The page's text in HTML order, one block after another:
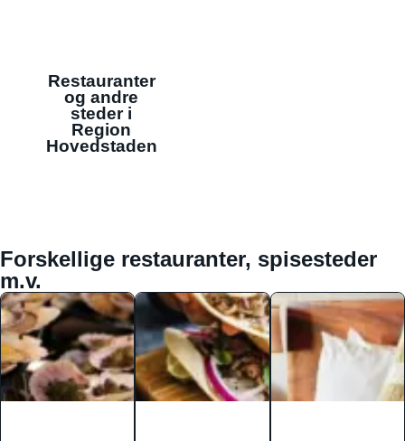
Restauranter
og andre
steder i
Region
Hovedstaden
Forskellige restauranter, spisesteder
m.v.